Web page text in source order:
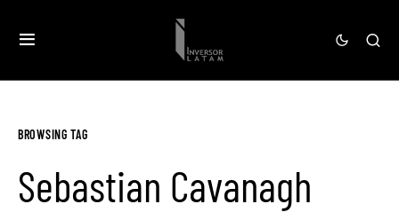
BROWSING TAG
Sebastian Cavanagh